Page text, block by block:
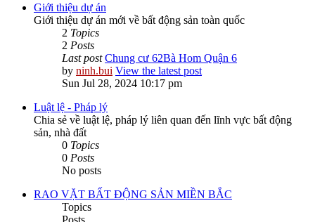
Giới thiệu dự án
Giới thiệu dự án mới về bất động sản toàn quốc
2 Topics
2 Posts
Last post Chung cư 62Bà Hom Quận 6
by ninh.bui View the latest post
Sun Jul 28, 2024 10:17 pm
Luật lệ - Pháp lý
Chia sẻ về luật lệ, pháp lý liên quan đến lĩnh vực bất động
sản, nhà đất
0 Topics
0 Posts
No posts
RAO VẶT BẤT ĐỘNG SẢN MIỀN BẮC
Topics
Posts